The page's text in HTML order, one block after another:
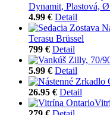
Dynamit, Plastová,
4.99 € Detail
Terasu Brüssel
799 € Detail
5.99 € Detail
26.95 € Detail